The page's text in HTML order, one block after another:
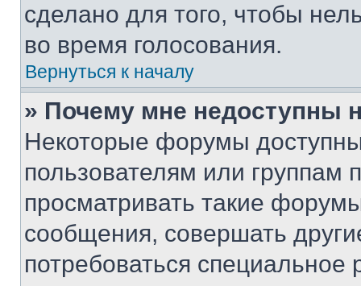
сделано для того, чтобы
во время голосования.
Вернуться к началу
» Почему мне недоступны
Некоторые форумы
пользователям или группам
просматривать такие
сообщения, совершать
потребоваться